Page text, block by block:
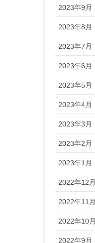
2023年9月
2023年8月
2023年7月
2023年6月
2023年5月
2023年4月
2023年3月
2023年2月
2023年1月
2022年12月
2022年11月
2022年10月
2022年9月